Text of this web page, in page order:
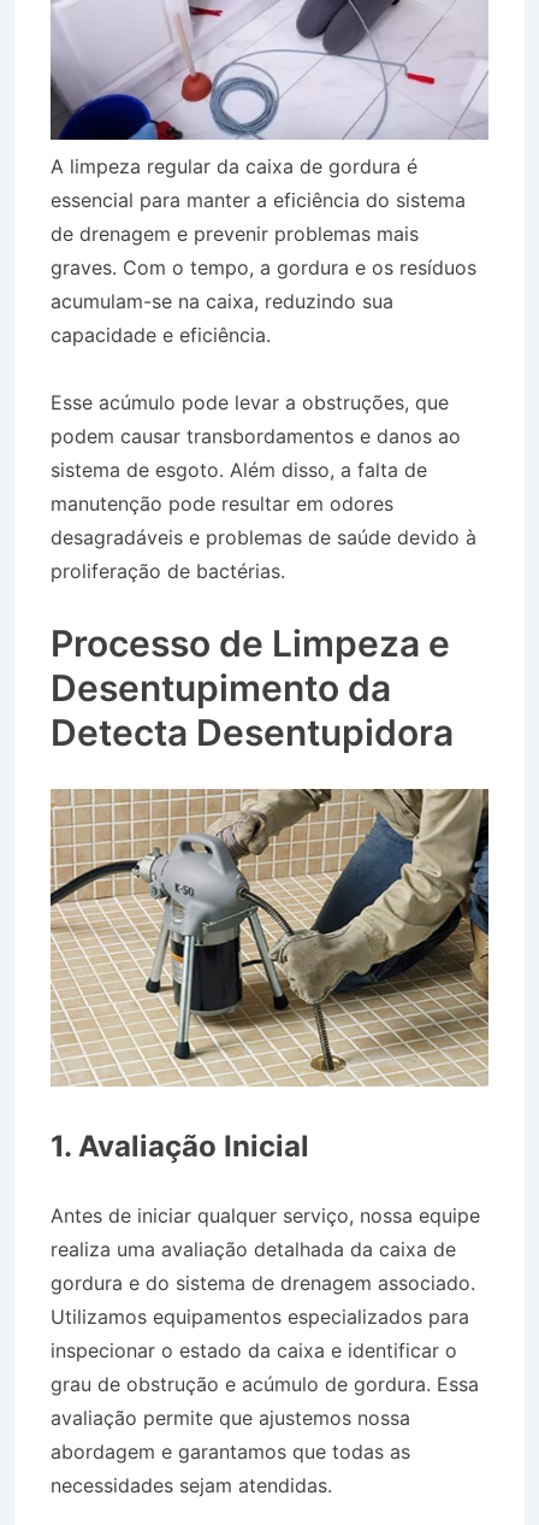
A limpeza regular da caixa de gordura é
essencial para manter a eficiência do sistema
de drenagem e prevenir problemas mais
graves. Com o tempo, a gordura e os resíduos
acumulam-se na caixa, reduzindo sua
capacidade e eficiência.
Esse acúmulo pode levar a obstruções, que
podem causar transbordamentos e danos ao
sistema de esgoto. Além disso, a falta de
manutenção pode resultar em odores
desagradáveis e problemas de saúde devido à
proliferação de bactérias.
Processo de Limpeza e
Desentupimento da
Detecta Desentupidora
1. Avaliação Inicial
Antes de iniciar qualquer serviço, nossa equipe
realiza uma avaliação detalhada da caixa de
gordura e do sistema de drenagem associado.
Utilizamos equipamentos especializados para
inspecionar o estado da caixa e identificar o
grau de obstrução e acúmulo de gordura. Essa
avaliação permite que ajustemos nossa
abordagem e garantamos que todas as
necessidades sejam atendidas.